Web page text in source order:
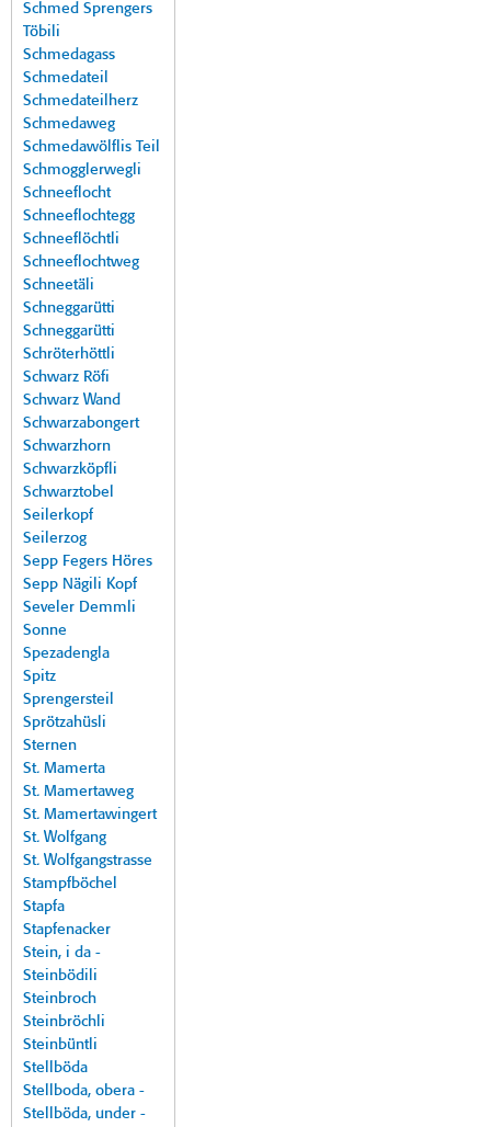
Schmed Sprengers
Töbili
Schmedagass
Schmedateil
Schmedateilherz
Schmedaweg
Schmedawölflis Teil
Schmogglerwegli
Schneeflocht
Schneeflochtegg
Schneeflöchtli
Schneeflochtweg
Schneetäli
Schneggarütti
Schneggarütti
Schröterhöttli
Schwarz Röfi
Schwarz Wand
Schwarzabongert
Schwarzhorn
Schwarzköpfli
Schwarztobel
Seilerkopf
Seilerzog
Sepp Fegers Höres
Sepp Nägili Kopf
Seveler Demmli
Sonne
Spezadengla
Spitz
Sprengersteil
Sprötzahüsli
Sternen
St. Mamerta
St. Mamertaweg
St. Mamertawingert
St. Wolfgang
St. Wolfgangstrasse
Stampfböchel
Stapfa
Stapfenacker
Stein, i da -
Steinbödili
Steinbroch
Steinbröchli
Steinbüntli
Stellböda
Stellboda, obera -
Stellböda, under -